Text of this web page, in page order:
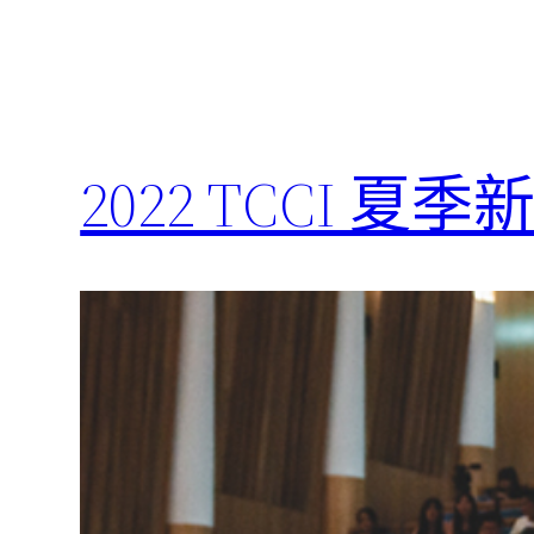
2022 TCCI 夏季